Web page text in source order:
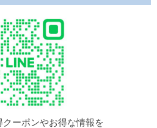
クーポンやお得な情報を